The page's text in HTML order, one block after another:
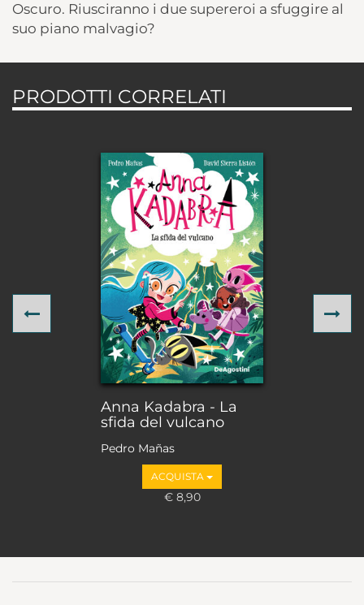
Oscuro. Riusciranno i due supereroi a sfuggire al
suo piano malvagio?
PRODOTTI CORRELATI
Anna Kadabra - La
sfida del vulcano
Pedro Mañas
ACQUISTA
€ 8,90
Previous